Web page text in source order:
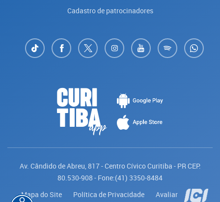
Cadastro de patrocinadores
Av. Cândido de Abreu, 817 - Centro Cívico Curitiba - PR CEP:
80.530-908 - Fone:(41) 3350-8484
Mapa do Site
Política de Privacidade Avaliar
Saiba mais